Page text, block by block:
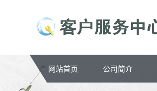
网站首页 公司简介